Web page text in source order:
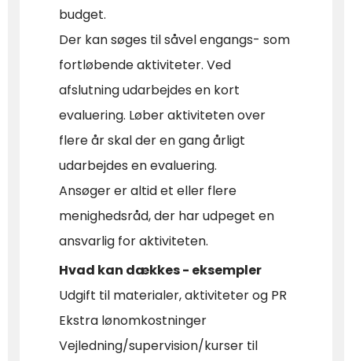
budget.
Der kan søges til såvel engangs- som
fortløbende aktiviteter. Ved
afslutning udarbejdes en kort
evaluering. Løber aktiviteten over
flere år skal der en gang årligt
udarbejdes en evaluering.
Ansøger er altid et eller flere
menighedsråd, der har udpeget en
ansvarlig for aktiviteten.
Hvad kan dækkes - eksempler
Udgift til materialer, aktiviteter og PR
Ekstra lønomkostninger
Vejledning/supervision/kurser til